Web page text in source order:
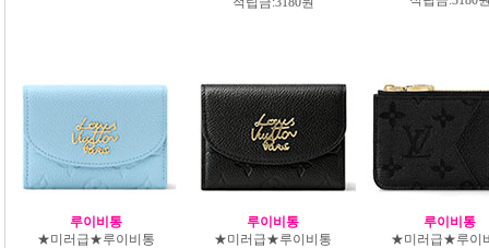
루이비통
★미러급★루이비통
루이비통
★미러급★루이비통
루이비통
★미러급★루이